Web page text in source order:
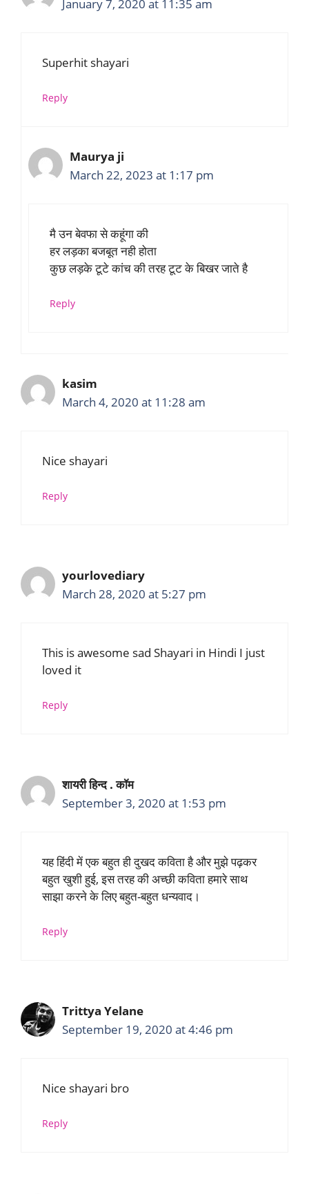
January 7, 2020 at 11:35 am
Superhit shayari
Reply
Maurya ji
March 22, 2023 at 1:17 pm
मै उन बेवफा से कहूंगा की
हर लड़का बजबूत नही होता
कुछ लड़के टूटे कांच की तरह टूट के बिखर जाते है
Reply
kasim
March 4, 2020 at 11:28 am
Nice shayari
Reply
yourlovediary
March 28, 2020 at 5:27 pm
This is awesome sad Shayari in Hindi I just
loved it
Reply
शायरी हिन्द . कॉम
September 3, 2020 at 1:53 pm
यह हिंदी में एक बहुत ही दुखद कविता है और मुझे पढ़कर
बहुत खुशी हुई, इस तरह की अच्छी कविता हमारे साथ
साझा करने के लिए बहुत-बहुत धन्यवाद।
Reply
Trittya Yelane
September 19, 2020 at 4:46 pm
Nice shayari bro
Reply